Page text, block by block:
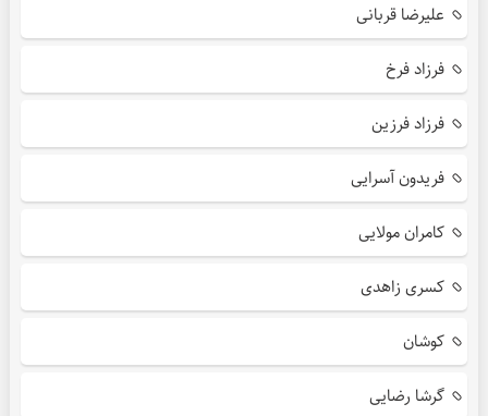
علیرضا قربانی
فرزاد فرخ
فرزاد فرزین
فریدون آسرایی
کامران مولایی
کسری زاهدی
کوشان
گرشا رضایی